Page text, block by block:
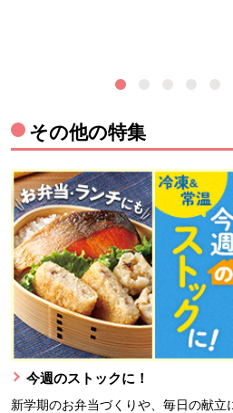
その他の特集
今週のストックに！
新学期のお弁当づくりや、毎日の献立